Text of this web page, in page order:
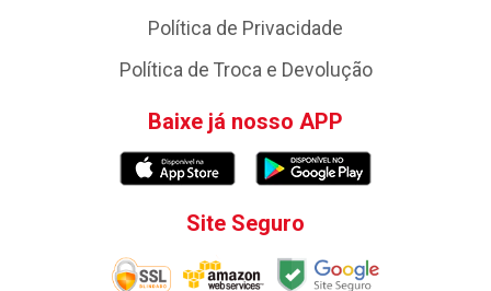
Política de Privacidade
Política de Troca e Devolução
Baixe já nosso APP
Site Seguro